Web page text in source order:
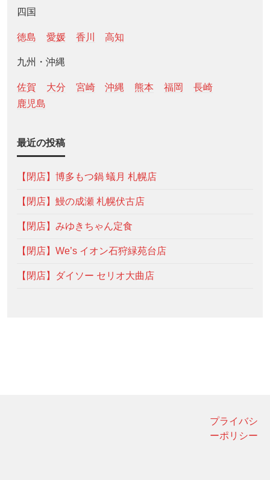
四国
徳島 愛媛 香川 高知
九州・沖縄
佐賀 大分 宮崎 沖縄 熊本 福岡
長崎
鹿児島
最近の投稿
【閉店】博多もつ鍋 蟻月 札幌店
【閉店】鰻の成瀬 札幌伏古店
【閉店】みゆきちゃん定食
【閉店】We’s イオン石狩緑苑台店
【閉店】ダイソー セリオ大曲店
プライバシ
ーポリシー